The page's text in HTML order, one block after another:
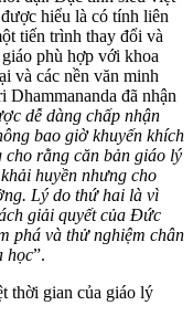
hiểu là có tính liên
tiến trình thay đổi và
phù hợp với khoa
và các nền văn minh
đã nhận
dễ dàng chấp nhận
bao giờ khuyến khích
rằng căn bản giáo lý
huyền nhưng cho
Lý do thứ hai là vì
giải quyết của Đức
phá và thử nghiệm chân
học”.
thời gian của giáo lý